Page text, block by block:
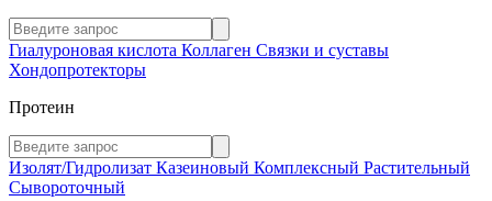
Гиалуроновая кислота Коллаген Связки и суставы
Хондопротекторы
Протеин
Изолят/Гидролизат Казеиновый Комплексный Растительный
Сывороточный